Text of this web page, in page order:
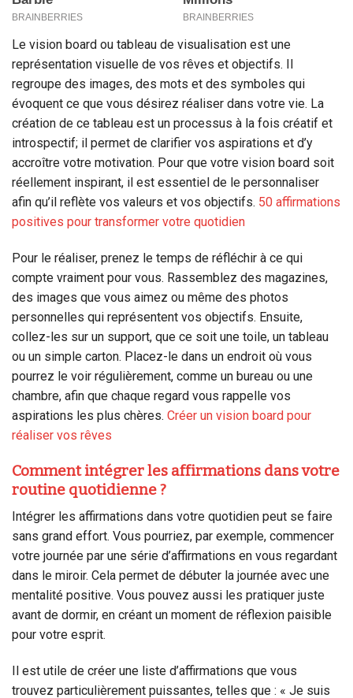
Le vision board ou tableau de visualisation est une
représentation visuelle de vos rêves et objectifs. Il
regroupe des images, des mots et des symboles qui
évoquent ce que vous désirez réaliser dans votre vie. La
création de ce tableau est un processus à la fois créatif et
introspectif; il permet de clarifier vos aspirations et d’y
accroître votre motivation. Pour que votre vision board soit
réellement inspirant, il est essentiel de le personnaliser
afin qu’il reflète vos valeurs et vos objectifs. 50 affirmations
positives pour transformer votre quotidien
Pour le réaliser, prenez le temps de réfléchir à ce qui
compte vraiment pour vous. Rassemblez des magazines,
des images que vous aimez ou même des photos
personnelles qui représentent vos objectifs. Ensuite,
collez-les sur un support, que ce soit une toile, un tableau
ou un simple carton. Placez-le dans un endroit où vous
pourrez le voir régulièrement, comme un bureau ou une
chambre, afin que chaque regard vous rappelle vos
aspirations les plus chères. Créer un vision board pour
réaliser vos rêves
Comment intégrer les affirmations dans votre
routine quotidienne ?
Intégrer les affirmations dans votre quotidien peut se faire
sans grand effort. Vous pourriez, par exemple, commencer
votre journée par une série d’affirmations en vous regardant
dans le miroir. Cela permet de débuter la journée avec une
mentalité positive. Vous pouvez aussi les pratiquer juste
avant de dormir, en créant un moment de réflexion paisible
pour votre esprit.
Il est utile de créer une liste d’affirmations que vous
trouvez particulièrement puissantes, telles que : « Je suis